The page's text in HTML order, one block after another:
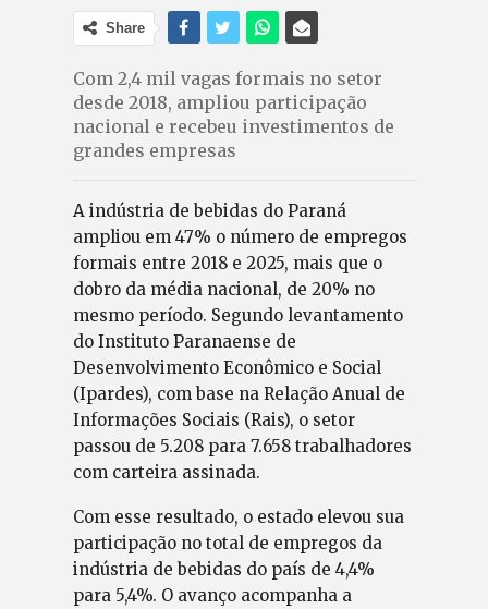
Share
Com 2,4 mil vagas formais no setor
desde 2018, ampliou participação
nacional e recebeu investimentos de
grandes empresas
A indústria de bebidas do Paraná
ampliou em 47% o número de empregos
formais entre 2018 e 2025, mais que o
dobro da média nacional, de 20% no
mesmo período. Segundo levantamento
do Instituto Paranaense de
Desenvolvimento Econômico e Social
(Ipardes), com base na Relação Anual de
Informações Sociais (Rais), o setor
passou de 5.208 para 7.658 trabalhadores
com carteira assinada.
Com esse resultado, o estado elevou sua
participação no total de empregos da
indústria de bebidas do país de 4,4%
para 5,4%. O avanço acompanha a